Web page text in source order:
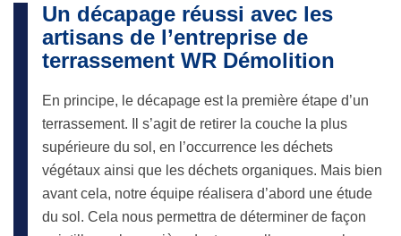
Un décapage réussi avec les
artisans de l’entreprise de
terrassement WR Démolition
En principe, le décapage est la première étape d’un
terrassement. Il s’agit de retirer la couche la plus
supérieure du sol, en l’occurrence les déchets
végétaux ainsi que les déchets organiques. Mais bien
avant cela, notre équipe réalisera d’abord une étude
du sol. Cela nous permettra de déterminer de façon